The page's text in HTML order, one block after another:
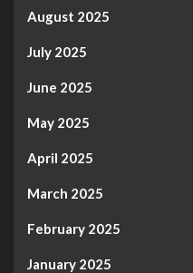
August 2025
July 2025
June 2025
May 2025
April 2025
March 2025
February 2025
January 2025